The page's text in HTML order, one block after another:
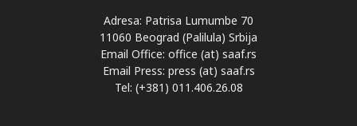
Adresa: Patrisa Lumumbe 70
11060 Beograd (Palilula) Srbija
Email Office: office (at) saaf.rs
Email Press: press (at) saaf.rs
Tel: (+381) 011.406.26.08